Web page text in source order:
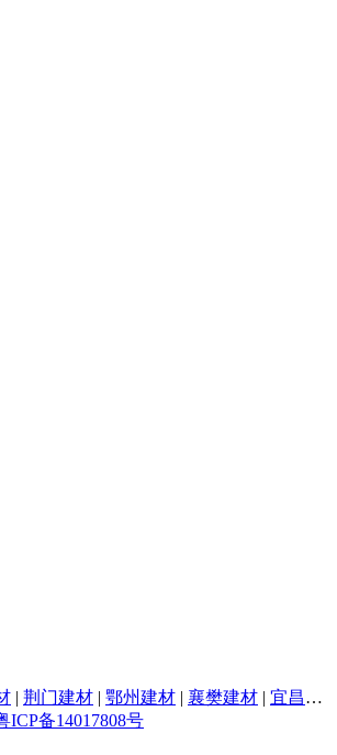
| 荆门建材 | 鄂州建材 | 襄樊建材 | 宜昌建材
ICP备14017808号